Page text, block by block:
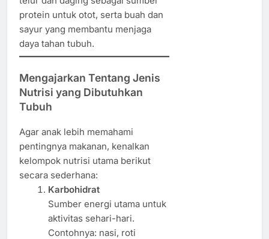
protein untuk otot, serta buah dan
sayur yang membantu menjaga
daya tahan tubuh.
Mengajarkan Tentang Jenis
Nutrisi yang Dibutuhkan
Tubuh
Agar anak lebih memahami
pentingnya makanan, kenalkan
kelompok nutrisi utama berikut
secara sederhana:
Karbohidrat
Sumber energi utama untuk
aktivitas sehari-hari.
Contohnya: nasi, roti